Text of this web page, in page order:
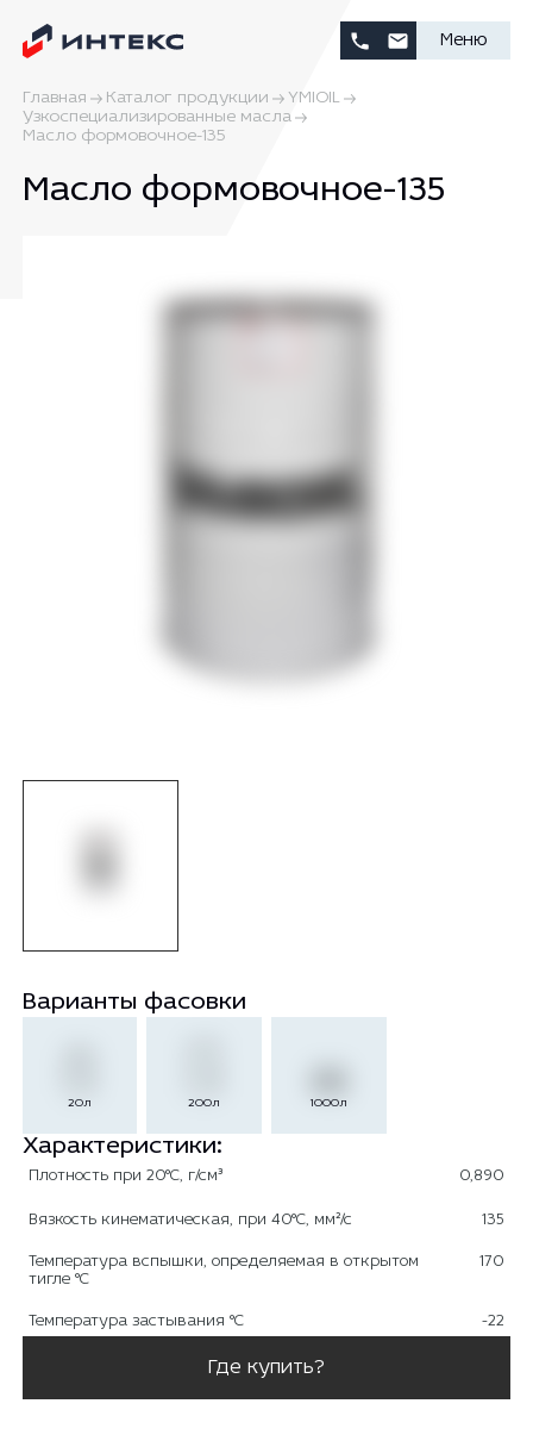
Меню
Главная Каталог продукции
YMIOIL
Узкоспециализированные масла
Масло формовочное-135
Масло формовочное-135
Варианты фасовки
20л 200л 1000л
Характеристики:
Плотность при 20°С, г/см³ 0,890
Вязкость кинематическая, при 40°С, мм²/с 135
Температура вспышки, определяемая в открытом
тигле °С
170
Температура застывания °С -22
Где купить?